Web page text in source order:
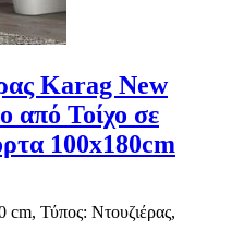
Karag New
από Τοίχο σε
100x180cm
Τύπος: Ντουζιέρας,